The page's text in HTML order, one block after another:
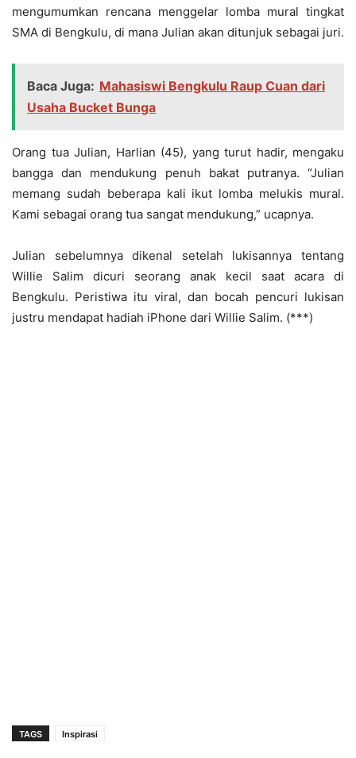
mengumumkan rencana menggelar lomba mural tingkat
SMA di Bengkulu, di mana Julian akan ditunjuk sebagai juri.
Baca Juga: Mahasiswi Bengkulu Raup Cuan dari
Usaha Bucket Bunga
Orang tua Julian, Harlian (45), yang turut hadir, mengaku
bangga dan mendukung penuh bakat putranya. “Julian
memang sudah beberapa kali ikut lomba melukis mural.
Kami sebagai orang tua sangat mendukung,” ucapnya.
Julian sebelumnya dikenal setelah lukisannya tentang
Willie Salim dicuri seorang anak kecil saat acara di
Bengkulu. Peristiwa itu viral, dan bocah pencuri lukisan
justru mendapat hadiah iPhone dari Willie Salim. (***)
TAGS Inspirasi